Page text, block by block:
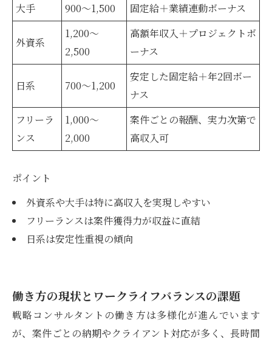
大手 900〜1,500 固定給＋業績連動ボーナス
外資系
1,200〜
2,500
高額年収入＋プロジェクトボ
ーナス
日系 700〜1,200
安定した固定給＋年2回ボー
ナス
フリーラ
ンス
1,000〜
2,000
案件ごとの報酬、実力次第で
高収入可
ポイント
外資系や大手は特に高収入を実現しやすい
フリーランスは案件獲得力が収益に直結
日系は安定性重視の傾向
働き方の現状とワークライフバランスの課題
戦略コンサルタントの働き方は多様化が進んでいます
が、案件ごとの納期やクライアント対応が多く、長時間